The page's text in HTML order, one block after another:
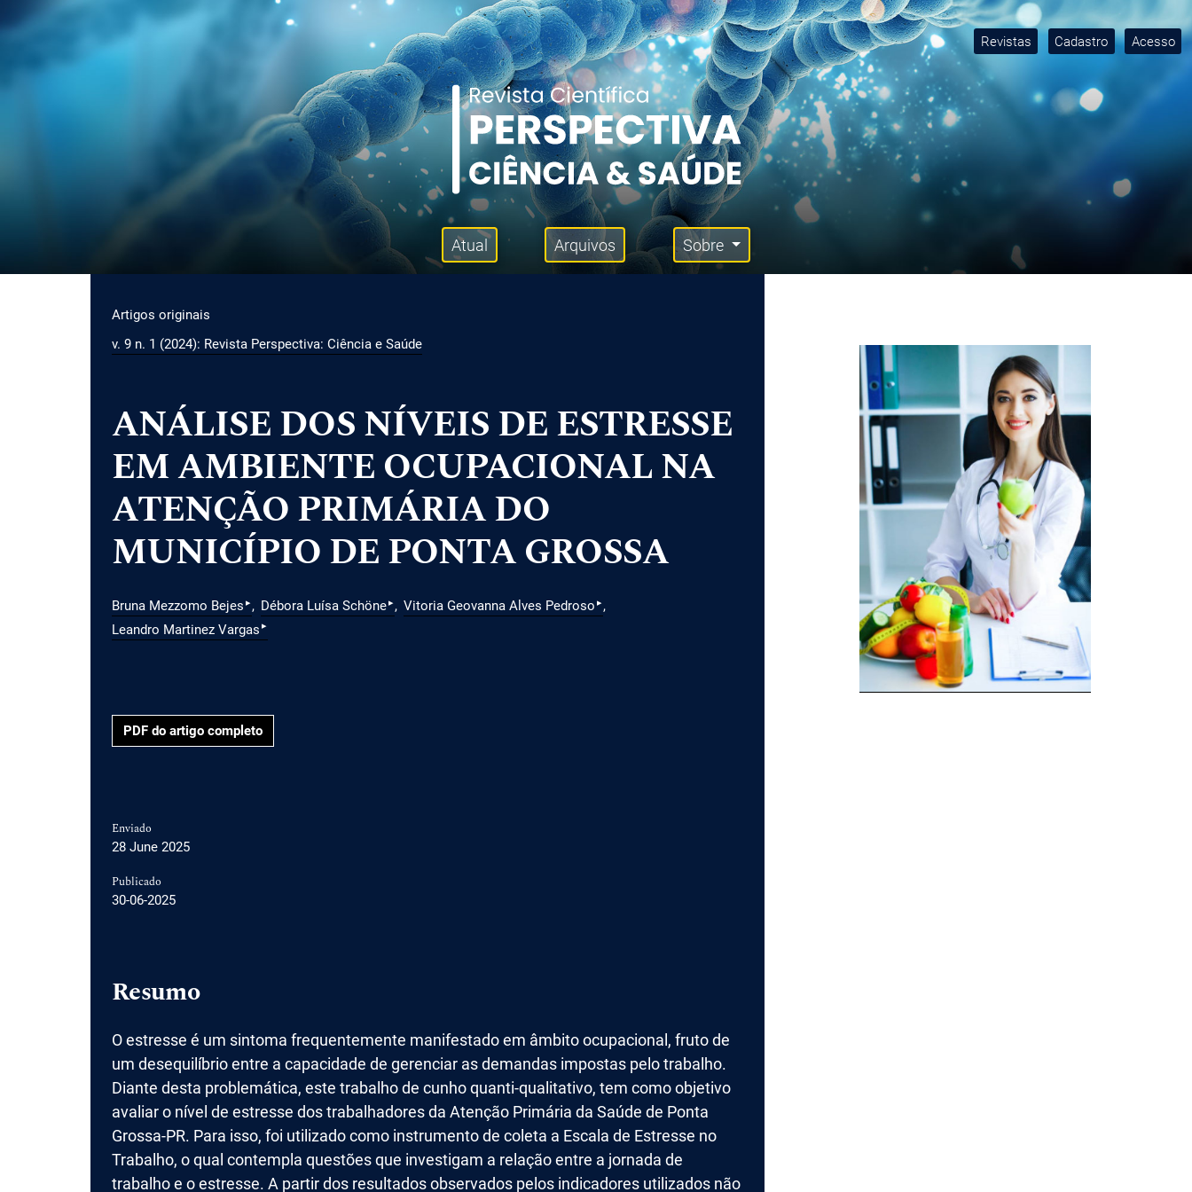
Ir para o menu de navegação principal
Ir para o conteúdo principal
Ir para o rodapé
Revistas Cadastro Acesso
Menu principal Atual Arquivos Sobre
Artigos originais
v. 9 n. 1 (2024): Revista Perspectiva: Ciência e Saúde
ANÁLISE DOS NÍVEIS DE ESTRESSE
EM AMBIENTE OCUPACIONAL NA
ATENÇÃO PRIMÁRIA DO
MUNICÍPIO DE PONTA GROSSA
Bruna Mezzomo Bejes ▸ Débora Luísa Schöne▸ Vitoria Geovanna Alves Pedroso ▸
Leandro Martinez Vargas ▸
PDF do artigo completo
Enviado
28 June 2025
Publicado
30-06-2025
Resumo
O estresse é um sintoma frequentemente manifestado em âmbito ocupacional, fruto de
um desequilíbrio entre a capacidade de gerenciar as demandas impostas pelo trabalho.
Diante desta problemática, este trabalho de cunho quanti-qualitativo, tem como objetivo
avaliar o nível de estresse dos trabalhadores da Atenção Primária da Saúde de Ponta
Grossa-PR. Para isso, foi utilizado como instrumento de coleta a Escala de Estresse no
Trabalho, o qual contempla questões que investigam a relação entre a jornada de
trabalho e o estresse. A partir dos resultados observados pelos indicadores utilizados não
Imagem de capa